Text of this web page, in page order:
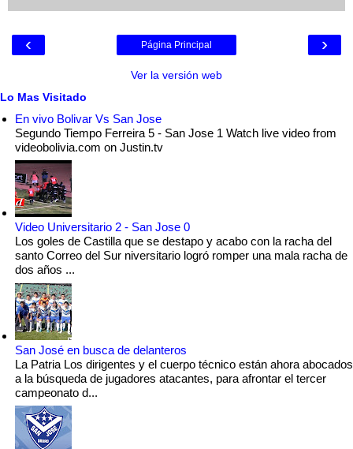
‹ ›
Página Principal
Ver la versión web
Lo Mas Visitado
En vivo Bolivar Vs San Jose
Segundo Tiempo Ferreira 5 - San Jose 1 Watch live video from
videobolivia.com on Justin.tv
Video Universitario 2 - San Jose 0
Los goles de Castilla que se destapo y acabo con la racha del
santo Correo del Sur niversitario logró romper una mala racha de
dos años ...
San José en busca de delanteros
La Patria Los dirigentes y el cuerpo técnico están ahora abocados
a la búsqueda de jugadores atacantes, para afrontar el tercer
campeonato d...